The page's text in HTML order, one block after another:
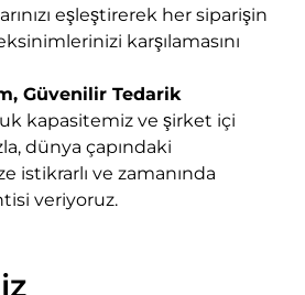
eşleştirerek her siparişin
karşılamasını
Güvenilir Tedarik
kapasitemiz ve şirket içi
dünya çapındaki
istikrarlı ve zamanında
veriyoruz.